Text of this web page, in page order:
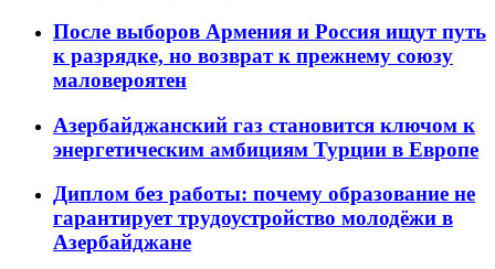
После выборов Армения и Россия ищут путь
к разрядке, но возврат к прежнему союзу
маловероятен
Азербайджанский газ становится ключом к
энергетическим амбициям Турции в Европе
Диплом без работы: почему образование не
гарантирует трудоустройство молодёжи в
Азербайджане